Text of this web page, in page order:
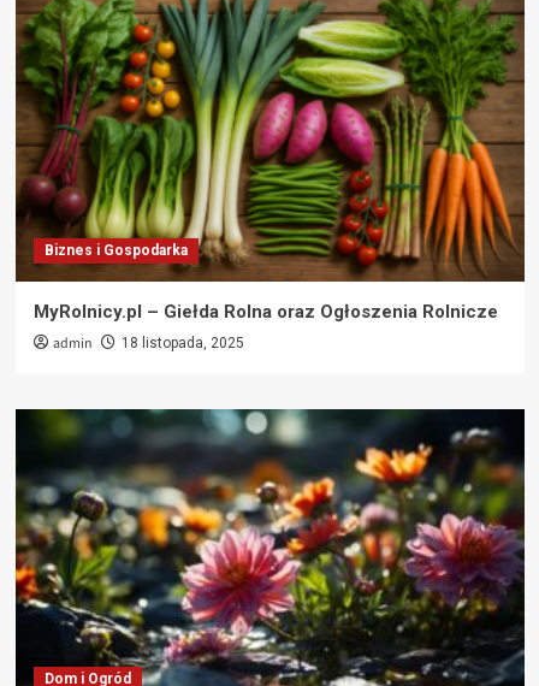
Biznes i Gospodarka
MyRolnicy.pl – Giełda Rolna oraz Ogłoszenia Rolnicze
admin 18 listopada, 2025
Dom i Ogród